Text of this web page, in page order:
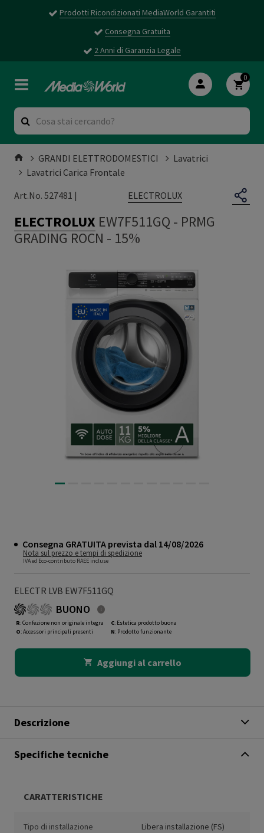
Prodotti Ricondizionati MediaWorld Garantiti
Consegna Gratuita
2 Anni di Garanzia Legale
0
GRANDI ELETTRODOMESTICI
Lavatrici
Lavatrici Carica Frontale
Art.No. 527481 |
ELECTROLUX
ELECTROLUX EW7F511GQ - PRMG
GRADING ROCN - 15%
Consegna GRATUITA prevista dal 14/08/2026
Nota sul prezzo e tempi di spedizione
IVA ed Eco-contributo RAEE incluse
ELECTR LVB EW7F511GQ
BUONO
R: Confezione non originale integra
O: Accessori principali presenti
C: Estetica prodotto buona
N: Prodotto funzionante
Aggiungi al carrello
Descrizione
Specifiche tecniche
CARATTERISTICHE
Tipo di installazione Libera installazione (FS)